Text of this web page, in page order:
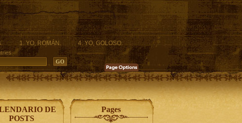
1. YO, ROMÁN.
4. YO, GOLOSO.
DE
POSTS
Pages